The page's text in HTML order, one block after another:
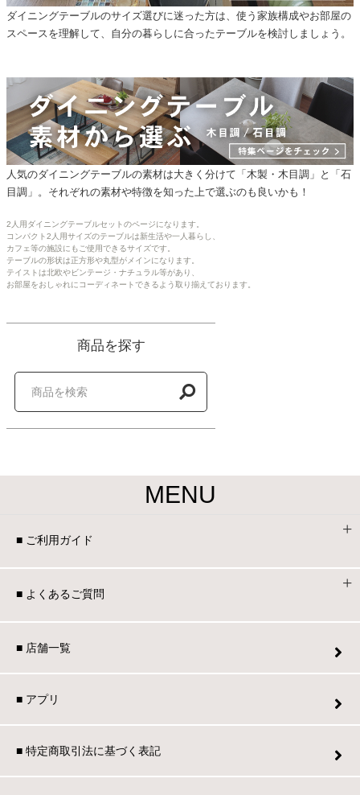
かという状況での出
でしたが、
テーブルやイスはど
て、これから子ども
まれても安心して使
ように思いますし、
りテーブルにイスを
掛けられるルンバブ
所が我が家にピッタ
した。
かと言って、イスの
ダイニングテーブルのサイズ選びに迷った方は、使う家族構成やお部屋の
スペースを理解して、自分の暮らしに合ったテーブルを検討しましょう。
人気のダイニングテーブルの素材は大きく分けて「木製・木目調」と「石
目調」。それぞれの素材や特徴を知った上で選ぶのも良いかも！
2人用ダイニングテーブルセットのページになります。
コンパクト2人用サイズのテーブルは新生活や一人暮らし、
カフェ等の施設にもご使用できるサイズです。
テーブルの形状は正方形や丸型がメインになります。
テイストは北欧やビンテージ・ナチュラル等があり、
お部屋をおしゃれにコーディネートできるよう取り揃えております。
商品を探す
MENU
■ ご利用ガイド
■ よくあるご質問
■ 店舗一覧
■ アプリ
■ 特定商取引法に基づく表記